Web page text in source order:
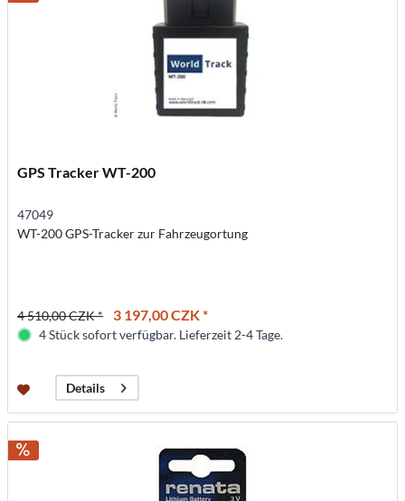
GPS Tracker WT-200
47049
WT-200 GPS-Tracker zur Fahrzeugortung
4 510,00 CZK * 3 197,00 CZK *
4 Stück sofort verfügbar. Lieferzeit 2-4 Tage.
Details